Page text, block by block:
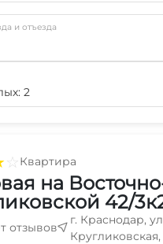
☆Квартира
на
42/
отзывов
г. Краснодар,
и отъезда
2